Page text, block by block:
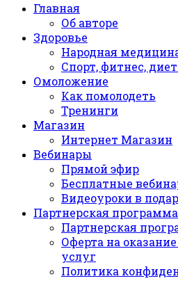
Главная
Об авторе
Здоровье
Народная
Спорт, фитнес,
Омоложение
Как помолодеть
Тренинги
Магазин
Интернет Магазин
Вебинары
Прямой эфир
Бесплатные
Видеоуроки в
Партнерская программа
Партнерская
Оферта на
услуг
Политика